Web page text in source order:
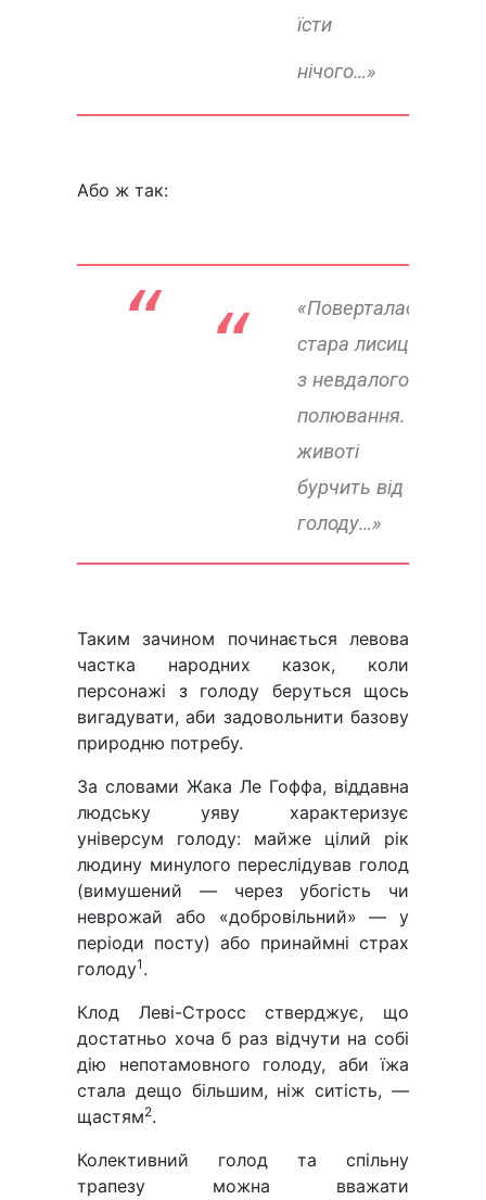
їсти
нічого…»
Або ж так:
“
«Поверталася
стара лисиця
з невдалого
полювання. У
животі
бурчить від
голоду…»
Таким зачином починається левова
частка народних казок, коли
персонажі з голоду беруться щось
вигадувати, аби задовольнити базову
природню потребу.
За словами Жака Ле Гоффа, віддавна
людську уяву характеризує
універсум голоду: майже цілий рік
людину минулого переслідував голод
(вимушений — через убогість чи
неврожай або «добровільний» — у
періоди посту) або принаймні страх
голоду1 .
Клод Леві-Стросс стверджує, що
достатньо хоча б раз відчути на собі
дію непотамовного голоду, аби їжа
стала дещо більшим, ніж ситість, —
щастям2.
Колективний голод та спільну
трапезу можна вважати